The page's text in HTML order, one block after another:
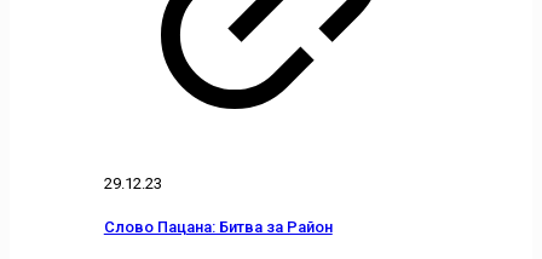
29.12.23
Слово Пацана: Битва за Район